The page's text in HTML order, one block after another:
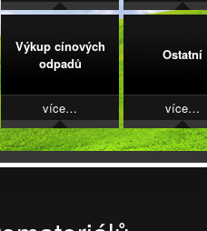
Výkup cínových
odpadů
více…
Ostatní
více…